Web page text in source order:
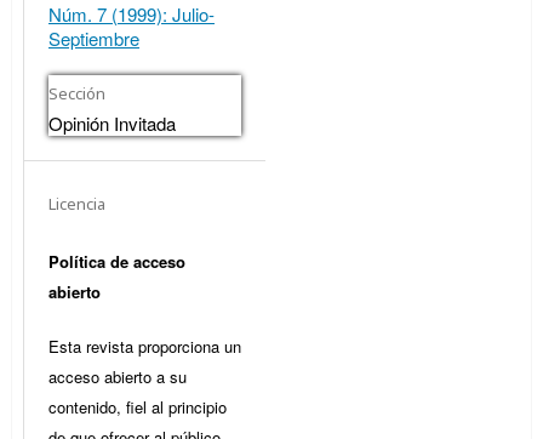
Núm. 7 (1999): Julio-
Septiembre
Sección
Opinión Invitada
Licencia
Política de acceso
abierto
Esta revista proporciona un
acceso abierto a su
contenido, fiel al principio